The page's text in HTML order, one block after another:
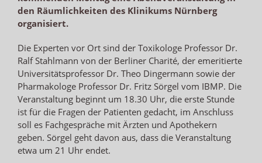
den Räumlichkeiten des Klinikums Nürnberg
organisiert.
Die Experten vor Ort sind der Toxikologe Professor Dr.
Ralf Stahlmann von der Berliner Charité, der emeritierte
Universitätsprofessor Dr. Theo Dingermann sowie der
Pharmakologe Professor Dr. Fritz Sörgel vom IBMP. Die
Veranstaltung beginnt um 18.30 Uhr, die erste Stunde
ist für die Fragen der Patienten gedacht, im Anschluss
soll es Fachgespräche mit Ärzten und Apothekern
geben. Sörgel geht davon aus, dass die Veranstaltung
etwa um 21 Uhr endet.